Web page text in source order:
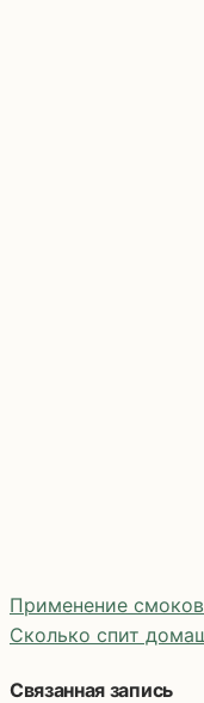
Навигация
Применение
Сколько спит
Связанная запись